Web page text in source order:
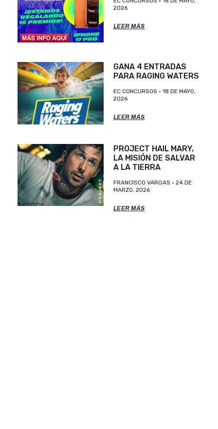
2026
LEER MÁS
GANA 4 ENTRADAS
PARA RAGING WATERS
EC CONCURSOS
18 DE MAYO,
2026
LEER MÁS
PROJECT HAIL MARY,
LA MISIÓN DE SALVAR
A LA TIERRA
FRANCISCO VARGAS
24 DE
MARZO, 2026
LEER MÁS